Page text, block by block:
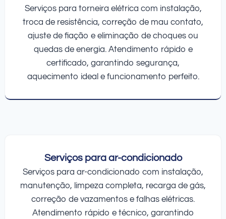
Serviços para torneira elétrica com instalação,
troca de resistência, correção de mau contato,
ajuste de fiação e eliminação de choques ou
quedas de energia. Atendimento rápido e
certificado, garantindo segurança,
aquecimento ideal e funcionamento perfeito.
Serviços para ar-condicionado
Serviços para ar-condicionado com instalação,
manutenção, limpeza completa, recarga de gás,
correção de vazamentos e falhas elétricas.
Atendimento rápido e técnico, garantindo